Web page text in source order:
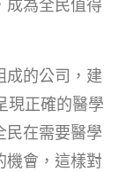
成為全民值得
成的公司，建
現正確的醫學
民在需要醫學
機會，這樣對